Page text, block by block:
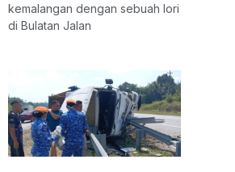
kemalangan dengan sebuah lori
di Bulatan Jalan